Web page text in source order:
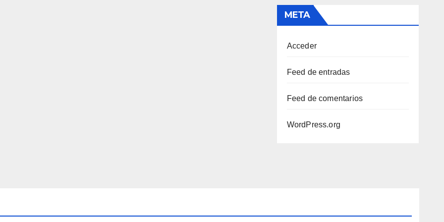
META
Acceder
Feed de entradas
Feed de comentarios
WordPress.org